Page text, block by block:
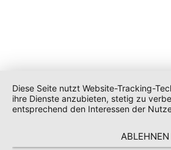
Diese Seite nutzt Website-Tracking-
ihre Dienste anzubieten, stetig zu
entsprechend den Interessen der
ABLEHNEN